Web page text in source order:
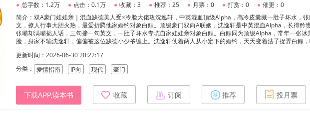
● 总字数：1.2万 ● 点击：0.1万 ● 收藏：3 ● 推荐：25 ● 月票：0 ● 打赏：0 ● 催更：0
简介：双A豪门娃娃亲｜混血缺德美人受×冷脸大佬攻沈逸轩，中英混血顶级Alpha，高冷皮囊藏一肚子坏水，
文，撩人行事大胆火热，最爱折腾他家婚约对象白鲤。顶级豪门双向A联姻，沈逸轩是中英混血Alpha，长得矜
张嘴却满嘴损人话，三句掺一句英文，一肚子坏水专坑自家娃娃亲对象白鲤。白鲤同为顶级Alpha，常年一张冰
脸，身家不输沈逸轩，偏偏被这位缺德小少爷缠上。沈逸轩仗着两人从小定下的婚约，天天变着法子捉弄白鲤
私下只有彼此清楚——沈逸轩：劝你一句，缺德的事情少做。转头自己坏事做尽，全用来黏白
更新时间：2026-06-30 20:22:17
分类： 爱情指南 IP向 现代 豪门
下载APP,读本书 收藏 订阅 推荐 投月票